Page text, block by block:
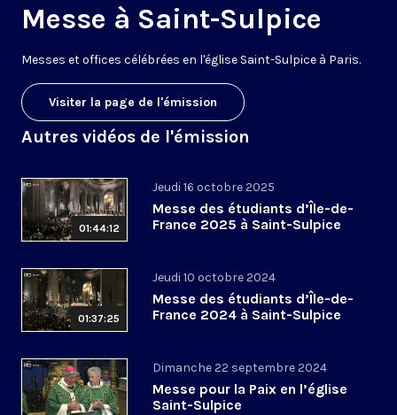
Messe à Saint-Sulpice
Messes et offices célébrées en l'église Saint-Sulpice à Paris.
Visiter la page de l'émission
Autres vidéos de l'émission
01:44:12
Jeudi 16 octobre 2025
Messe des étudiants d’Île-de-
France 2025 à Saint-Sulpice
01:37:25
Jeudi 10 octobre 2024
Messe des étudiants d’Île-de-
France 2024 à Saint-Sulpice
Dimanche 22 septembre 2024
Messe pour la Paix en l’église
Saint-Sulpice